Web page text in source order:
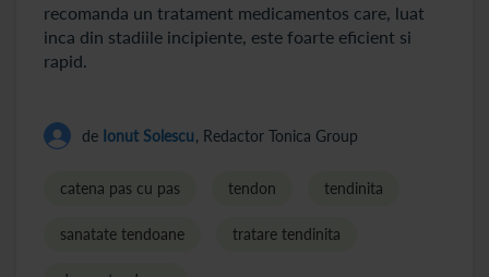
recomanda un tratament medicamentos care, luat
inca din stadiile incipiente, este foarte eficient si
rapid.
de Ionut Solescu, Redactor Tonica Group
catena pas cu pas tendon tendinita
sanatate tendoane tratare tendinita